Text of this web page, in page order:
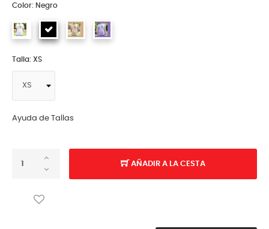
Color: Negro
Talla: XS
Ayuda de Tallas
AÑADIR A LA CESTA